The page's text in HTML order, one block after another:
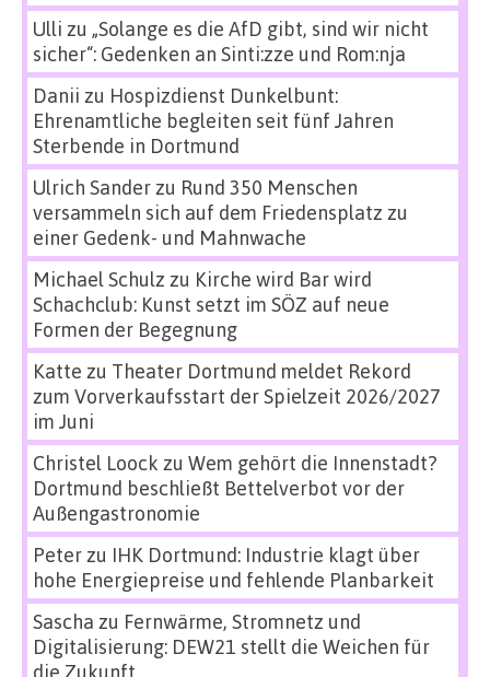
Ulli zu „Solange es die AfD gibt, sind wir nicht
sicher“: Gedenken an Sinti:zze und Rom:nja
Danii zu Hospizdienst Dunkelbunt:
Ehrenamtliche begleiten seit fünf Jahren
Sterbende in Dortmund
Ulrich Sanderzu Rund 350 Menschen
versammeln sich auf dem Friedensplatz zu
einer Gedenk- und Mahnwache
Michael Schulz zu Kirche wird Bar wird
Schachclub: Kunst setzt im SÖZ auf neue
Formen der Begegnung
Katte zu Theater Dortmund meldet Rekord
zum Vorverkaufsstart der Spielzeit 2026/2027
im Juni
Christel Loock zu Wem gehört die Innenstadt?
Dortmund beschließt Bettelverbot vor der
Außengastronomie
Peterzu IHK Dortmund: Industrie klagt über
hohe Energiepreise und fehlende Planbarkeit
Sascha zu Fernwärme, Stromnetz und
Digitalisierung: DEW21 stellt die Weichen für
die Zukunft